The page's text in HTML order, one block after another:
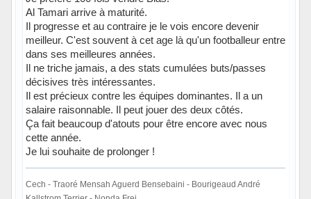
Al Tamari arrive à maturité.
Il progresse et au contraire je le vois encore devenir
meilleur. C'est souvent à cet age là qu'un footballeur entre
dans ses meilleures années.
Il ne triche jamais, a des stats cumulées buts/passes
décisives très intéressantes.
Il est précieux contre les équipes dominantes. Il a un
salaire raisonnable. Il peut jouer des deux côtés.
Ça fait beaucoup d'atouts pour être encore avec nous
cette année.
Je lui souhaite de prolonger !
Cech - Traoré Mensah Aguerd Bensebaini - Bourigeaud André